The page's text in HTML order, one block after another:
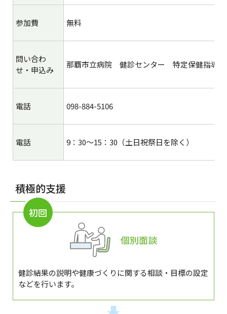
参加費 無料
問い合わ
せ・申込み
那覇市立病院 健診センター 特定保健指導担
電話 098-884-5106
電話 9：30～15：30（土日祝祭日を除く）
積極的支援
初回
個別面談
健診結果の説明や健康づくりに関する相談・目標の設定
などを行います。